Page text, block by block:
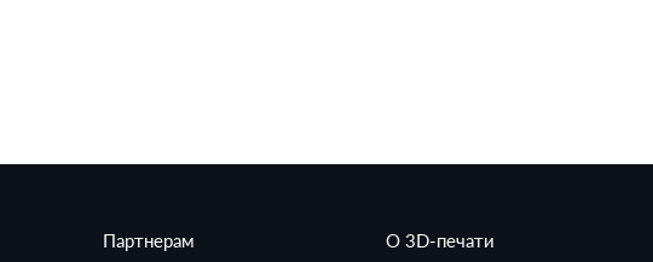
Партнерам О 3D-печати